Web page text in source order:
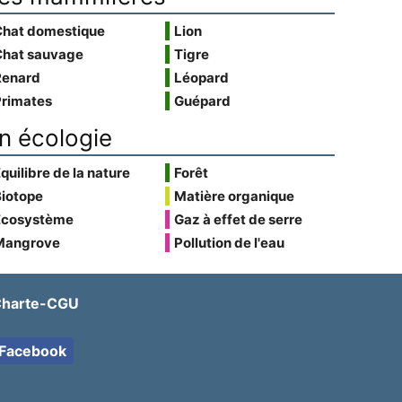
domestique
sauvage
Lion
Tigre
Léopard
Guépard
écologie
de la nature
Forêt
Matière organique
Gaz à effet de serre
Pollution de l'eau
CGU
Facebook